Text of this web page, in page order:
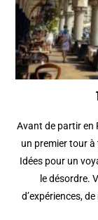
Avant de partir en
un premier tour à
Idées pour un
le désordre.
d’expériences,